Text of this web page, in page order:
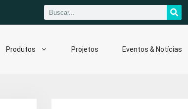
Produtos Projetos Eventos & Notícias